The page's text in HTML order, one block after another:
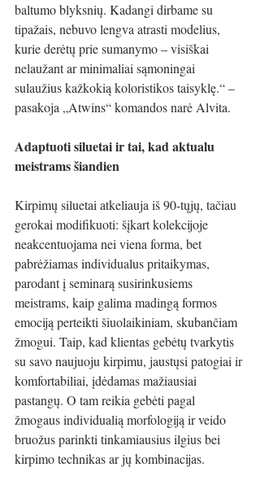
baltumo blyksnių. Kadangi dirbame su
tipažais, nebuvo lengva atrasti modelius,
kurie derėtų prie sumanymo – visiškai
nelaužant ar minimaliai sąmoningai
sulaužius kažkokią koloristikos taisyklę.“ –
pasakoja „Atwins“ komandos narė Alvita.
Adaptuoti siluetai ir tai, kad aktualu
meistrams šiandien
Kirpimų siluetai atkeliauja iš 90-tųjų, tačiau
gerokai modifikuoti: šįkart kolekcijoje
neakcentuojama nei viena forma, bet
pabrėžiamas individualus pritaikymas,
parodant į seminarą susirinkusiems
meistrams, kaip galima madingą formos
emociją perteikti šiuolaikiniam, skubančiam
žmogui. Taip, kad klientas gebėtų tvarkytis
su savo naujuoju kirpimu, jaustųsi patogiai ir
komfortabiliai, įdėdamas mažiausiai
pastangų. O tam reikia gebėti pagal
žmogaus individualią morfologiją ir veido
bruožus parinkti tinkamiausius ilgius bei
kirpimo technikas ar jų kombinacijas.